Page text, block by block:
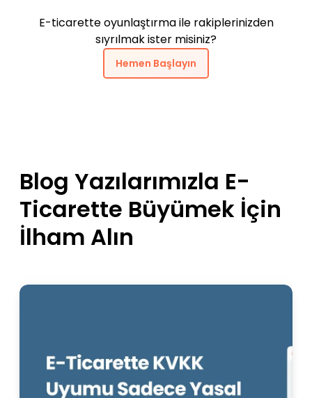
E-ticarette oyunlaştırma ile rakiplerinizden
sıyrılmak ister misiniz?
Hemen Başlayın
Blog Yazılarımızla E-
Ticarette Büyümek İçin
İlham Alın